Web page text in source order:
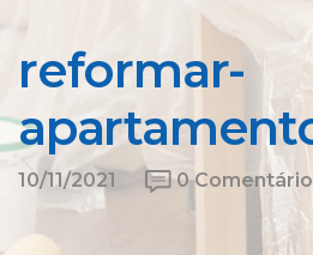
reformar-
10/11/2021 0